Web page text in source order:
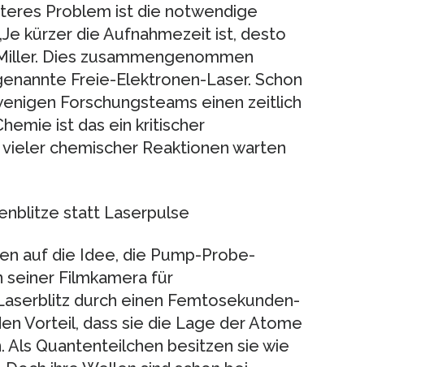
Problem ist die notwendige
kürzer die Aufnahmezeit ist, desto
Dies zusammengenommen
Freie-Elektronen-Laser. Schon
Forschungsteams einen zeitlich
ist das ein kritischer
chemischer Reaktionen warten
statt Laserpulse
auf die Idee, die Pump-Probe-
seiner Filmkamera für
durch einen Femtosekunden-
Vorteil, dass sie die Lage der Atome
Als Quantenteilchen besitzen sie wie